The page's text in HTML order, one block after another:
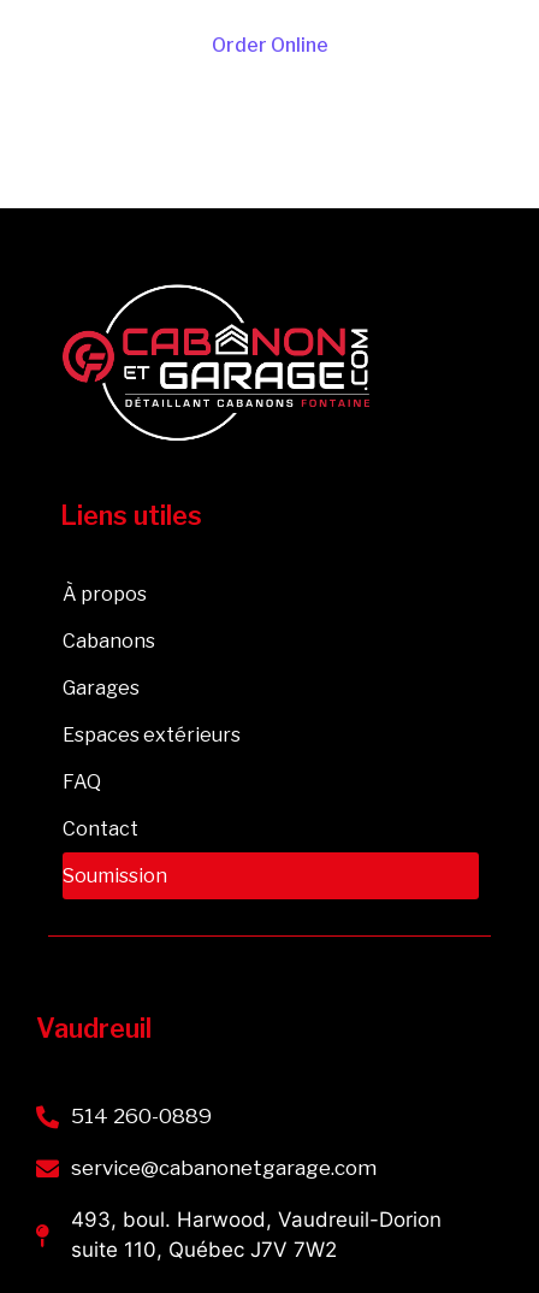
Order Online
Liens utiles
À propos
Cabanons
Garages
Espaces extérieurs
FAQ
Contact
Soumission
Vaudreuil
514 260-0889
service@cabanonetgarage.com
493, boul. Harwood, Vaudreuil-Dorion
suite 110, Québec J7V 7W2